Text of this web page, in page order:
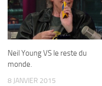
Neil Young VS le reste du
monde.
8 JANVIER 2015